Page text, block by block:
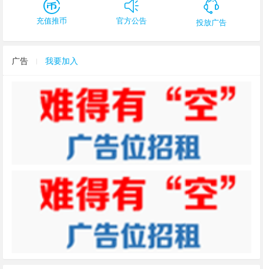
充值推币 官方公告 投放广告
广告 我要加入